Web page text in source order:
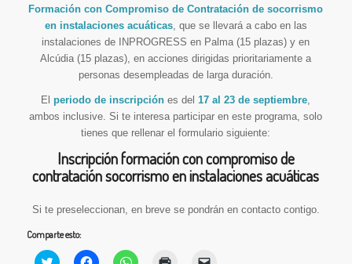
Formación con Compromiso de Contratación de socorrismo
en instalaciones acuáticas, que se llevará a cabo en las
instalaciones de INPROGRESS en Palma (15 plazas) y en
Alcúdia (15 plazas), en acciones dirigidas prioritariamente a
personas desempleadas de larga duración.
Elperiodo de inscripción es del17 al 23 de septiembre,
ambos inclusive. Si te interesa participar en este programa, solo
tienes que rellenar el formulario siguiente:
Inscripción formación con compromiso de
contratación socorrismo en instalaciones acuáticas
Si te preseleccionan, en breve se pondrán en contacto contigo.
Comparte esto:
Haz Haz Haz